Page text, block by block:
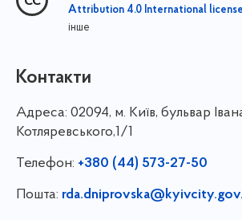
Attribution 4.0 International license
інше
Контакти
Адреса: 02094, м. Київ, бульвар
Котляревського,1/1
Телефон: +380 (44) 573-27-50
Пошта: